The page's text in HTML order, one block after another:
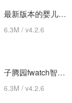
最新版本的婴儿树时间(婴儿树时间) 安卓下载
6.3M / v4.2.6
子腾园fwatch智能手表app 安卓版
6.3M / v4.2.6